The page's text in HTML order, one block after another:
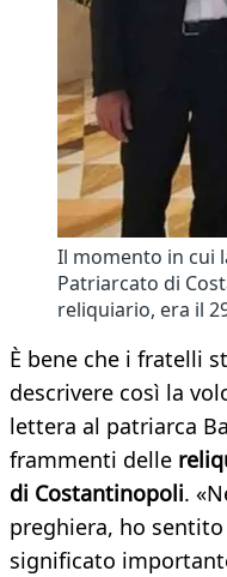
Il momento in cui
Patriarcato di
reliquiario, era il
È bene che i fratelli
descrivere così la
lettera al patriarca
frammenti delle
di Costantinopoli.
preghiera, ho
significato